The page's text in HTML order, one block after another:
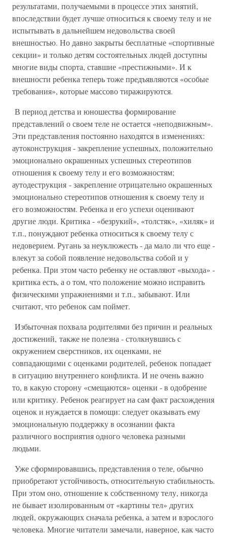
результатами, получаемыми в процессе этих занятий,
впоследствии будет лучше относиться к своему телу и не
испытывать в дальнейшем недовольства своей
внешностью. Но давно закрыты бесплатные «спортивные
секции» и только детям состоятельных людей доступны
многие виды спорта, ставшие «престижными». И к
внешности ребенка теперь тоже предъявляются «особые
требования», которые массово тиражируются.
В период детства и юношества формирование
представлений о своем теле не остается «неподвижным».
Эти представления постоянно находятся в изменениях:
аутоконструкция - закрепление успешных, положительно
эмоционально окрашенных успешных стереотипов
отношения к своему телу и его возможностям;
аутодеструкция - закрепление отрицательно окрашенных
эмоционально стереотипов отношения к своему телу и
его возможностям. Ребенка и его успехи оценивают
другие люди. Критика - «безрукий», «толстяк», «хиляк» и
т.п., понуждают ребенка относиться к своему телу с
недоверием. Ругань за неуклюжесть - да мало ли что еще -
влекут за собой появление недовольства собой и у
ребенка. При этом часто ребенку не оставляют «выхода» -
критика есть, а о том, что положение можно исправить
физическими упражнениями и т.п., забывают. Или
считают, что ребенок сам поймет.
Избыточная похвала родителями без причин и реальных
достижений, также не полезна - столкнувшись с
окружением сверстников, их оценками, не
совпадающими с оценками родителей, ребенок попадает
в ситуацию внутреннего конфликта. И не очень важно
то, в какую сторону «смещаются» оценки - в одобрение
или критику. Ребенок реагирует на сам факт расхождения
оценок и нуждается в помощи: следует оказывать ему
эмоциональную поддержку в осознании факта
различного восприятия одного человека разными
людьми.
Уже сформировавшись, представления о теле, обычно
приобретают устойчивость, относительную стабильность.
При этом оно, отношение к собственному телу, никогда
не бывает изолированным от «картины тел» других
людей, окружающих сначала ребенка, а затем и взрослого
человека. Многие читатели замечали, наверное, как часто